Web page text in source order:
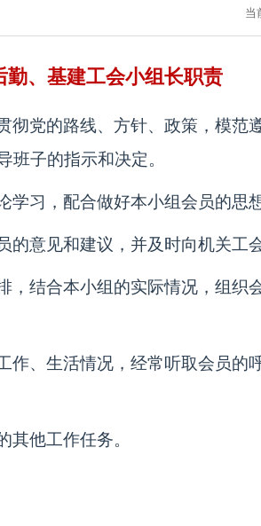
当
勤、基建工会小组长职责
彻党的路线、方针、政策，模范
班子的指示和决定。
学习，配合做好本小组会员的思
的意见和建议，并及时向机关工
，结合本小组的实际情况，组织
作、生活情况，经常听取会员的
其他工作任务。